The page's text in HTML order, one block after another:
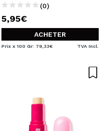
(0)
5,95€
ACHETER
Prix x 100 Gr: 79,33€ TVA Incl.